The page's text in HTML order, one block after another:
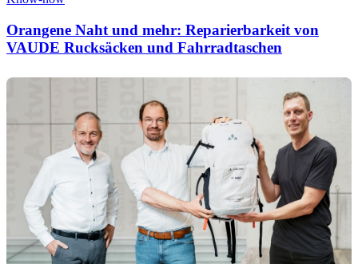
Orangene Naht und mehr: Reparierbarkeit von
VAUDE Rucksäcken und Fahrradtaschen